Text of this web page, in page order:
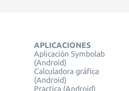
APLICACIONES
Aplicación Symbolab
(Android)
Calculadora gráfica
(Android)
Practica (Android)